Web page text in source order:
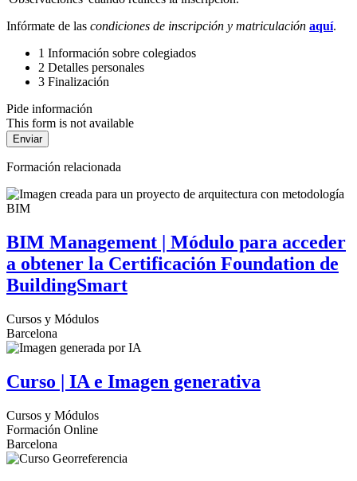
Infórmate de las condiciones de inscripción y matriculación aquí.
1 Información sobre colegiados
2 Detalles personales
3 Finalización
Pide información
This form is not available
Formación relacionada
BIM Management | Módulo para acceder
a obtener la Certificación Foundation de
BuildingSmart
Cursos y Módulos
Barcelona
Curso | IA e Imagen generativa
Cursos y Módulos
Formación Online
Barcelona